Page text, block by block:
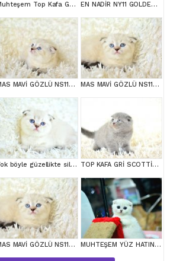
Muhteşem Top Kafa Gri Scottish Fold EN NADİR NY11 GOLDEN SCOTTİSH FOLD YAVRUMUZ
MAS MAVİ GÖZLÜ NS1133 SCOTTİSH FOLD erkek MAS MAVİ GÖZLÜ NS1133 SCOTTİSH FOLD erkek
Yok böyle güzellikte silver scottish fold TOP KAFA GRİ SCOTTİSH FOLD
MAS MAVİ GÖZLÜ NS1133 SCOTTİSH FOLD erkek MUHTEŞEM YÜZ HATINA SAHİP SİLVER SCOTTİSH FOLD